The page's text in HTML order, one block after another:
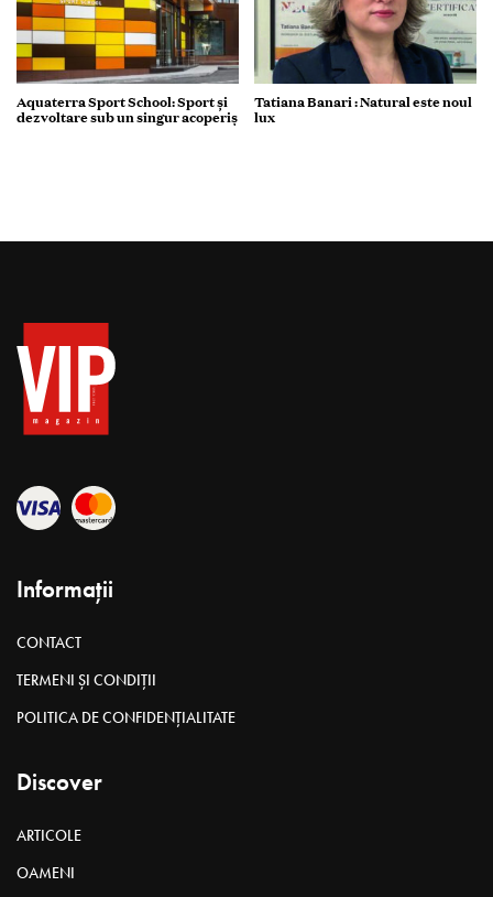
Aquaterra Sport School: Sport și
dezvoltare sub un singur acoperiș
Tatiana Banari : Natural este noul
lux
Informații
CONTACT
TERMENI ȘI CONDIȚII
POLITICA DE CONFIDENȚIALITATE
Discover
ARTICOLE
OAMENI